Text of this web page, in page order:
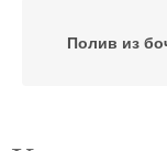
Полив из